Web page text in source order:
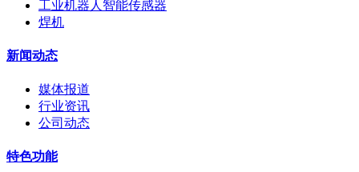
工业机器人智能传感器
焊机
新闻动态
媒体报道
行业资讯
公司动态
特色功能